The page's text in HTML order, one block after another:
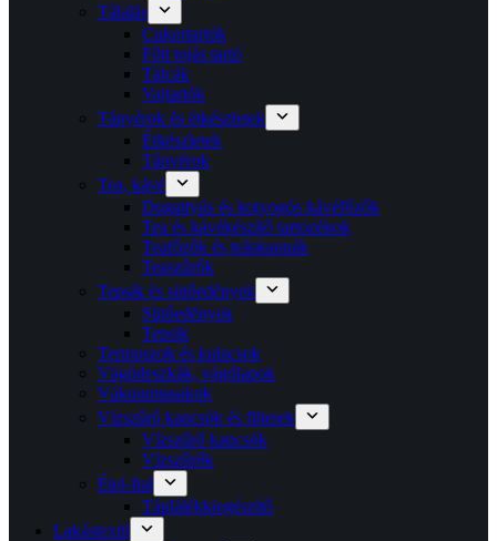
Tálalás
Cukortartók
Főtt tojás tartó
Tálcák
Vajtartók
Tányérok és étkészletek
Étkészletek
Tányérok
Tea, kávé
Dugattyús és kotyogós kávéfőzők
Tea és kávékészítő tartozékok
Teafőzők és teáskannák
Teaszűrők
Tepsik és sütőedények
Sütőedények
Tepsik
Termoszok és kulacsok
Vágódeszkák, vágólapok
Vákuumtasakok
Vízszűrő kancsók és filterek
Vízszűrő kancsók
Vízszűrők
Étel-Ital
Táplálékkiegészítő
Lakástextil